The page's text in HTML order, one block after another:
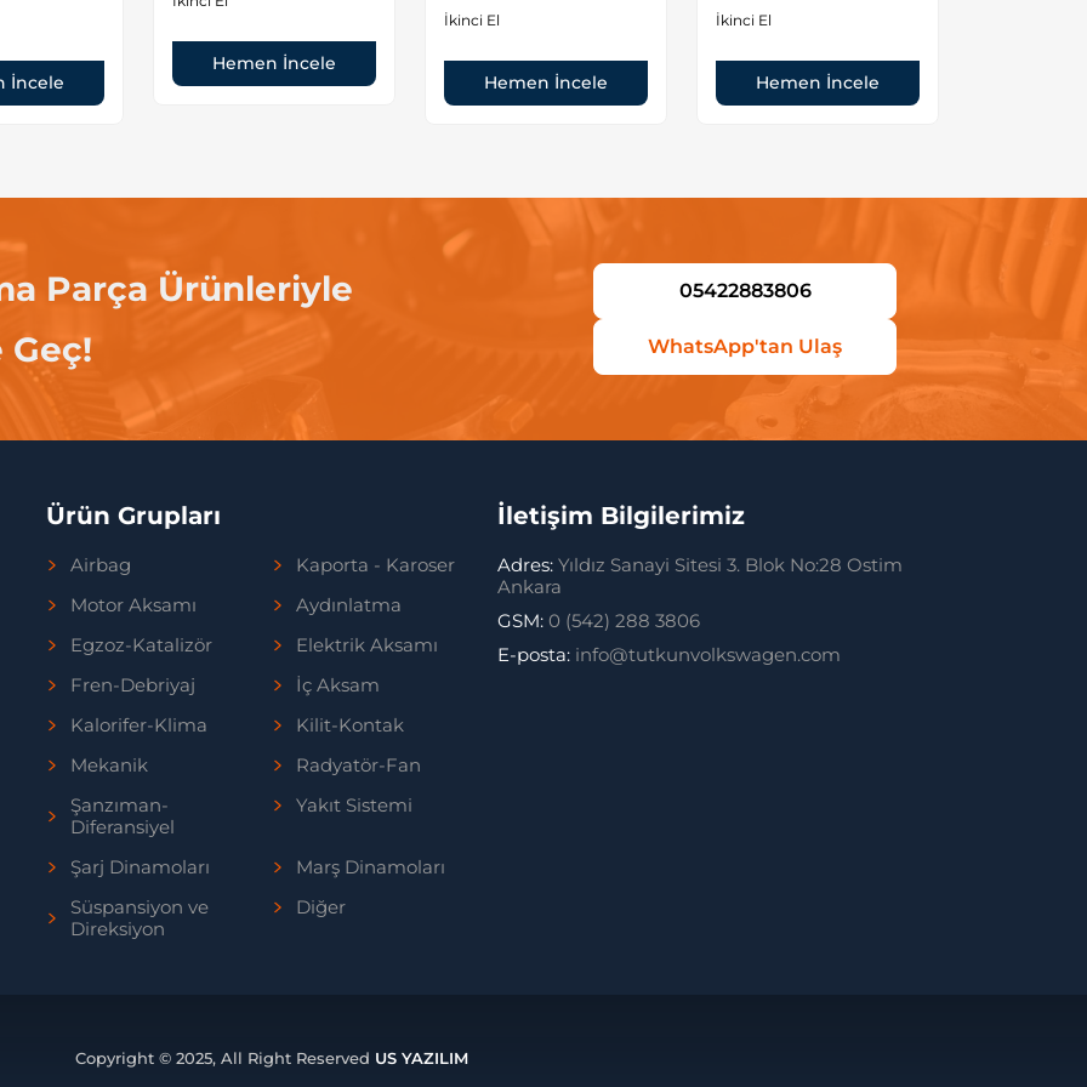
İncele
Hemen İncele
İkinci El
Hemen İncele
İkinci El
Hemen İncele
Parça Ürünleriyle
05422883806
WhatsApp'tan Ulaş
Ürün Grupları
Airbag
Kaporta - Karoser
Motor Aksamı
Aydınlatma
Egzoz-Katalizör
Elektrik Aksamı
Fren-Debriyaj
İç Aksam
Kalorifer-Klima
Kilit-Kontak
Mekanik
Radyatör-Fan
Şanzıman-
Diferansiyel
Yakıt Sistemi
Şarj Dinamoları
Marş Dinamoları
Süspansiyon ve
Direksiyon
Diğer
İletişim Bilgilerimiz
Adres: Yıldız Sanayi Sitesi 3. Blok No:28 Ostim
Ankara
GSM: 0 (542) 288 3806
E-posta: info@tutkunvolkswagen.com
Copyright © 2025, All Right Reserved US YAZILIM